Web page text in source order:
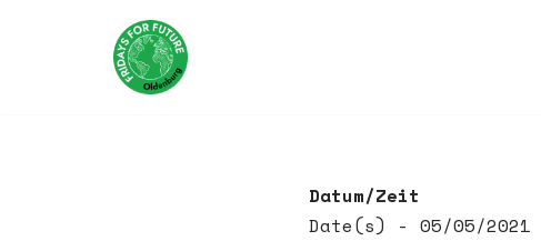
Datum/Zeit
Date(s) - 05/05/2021